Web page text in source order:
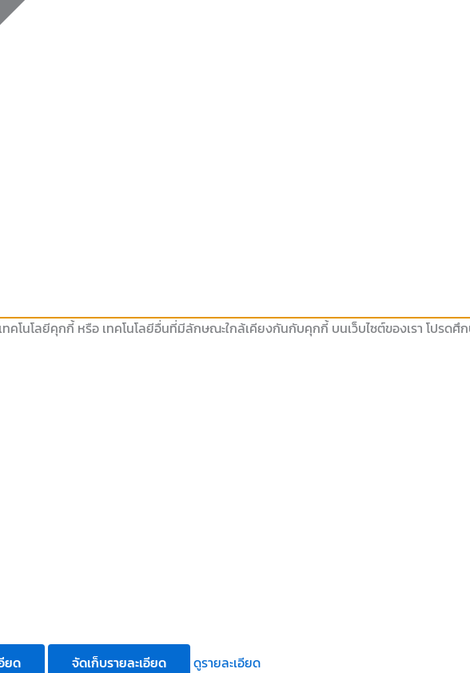
คโนโลยีคุกกี้ หรือ เทคโนโลยีอื่นที่มีลักษณะใกล้เคียงกันกับคุกกี้ บนเว็บไซต์ของเรา โปรด
ยด จัดเก็บรายละเอียด
ดูรายละเอียด